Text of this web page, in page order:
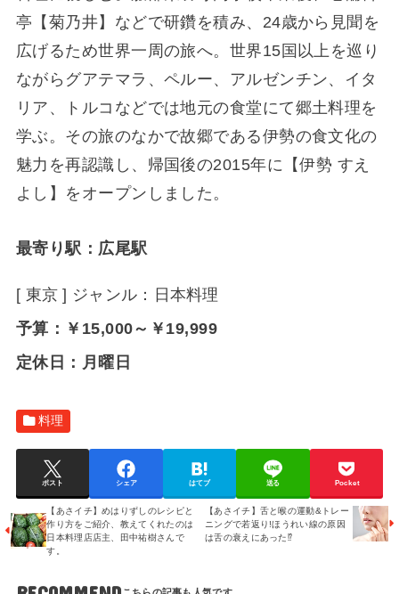
亭【菊乃井】などで研鑽を積み、24歳から見聞を
広げるため世界一周の旅へ。世界15国以上を巡り
ながらグアテマラ、ペルー、アルゼンチン、イタ
リア、トルコなどでは地元の食堂にて郷土料理を
学ぶ。その旅のなかで故郷である伊勢の食文化の
魅力を再認識し、帰国後の2015年に【伊勢 すえ
よし】をオープンしました。
最寄り駅： 広尾駅
[ 東京 ] ジャンル： 日本料理
予算：￥15,000～￥19,999
定休日：月曜日
料理
ポスト シェア はてブ 送る Pocket
【あさイチ】めはりずしのレシピと
作り方をご紹介、教えてくれたのは
日本料理店店主、田中祐樹さんで
す。
【あさイチ】舌と喉の運動&トレー
ニングで若返り!ほうれい線の原因
は舌の衰えにあった⁉